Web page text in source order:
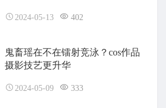
2024-05-13 402
鬼畜瑶在不在镭射竞泳？cos作品
摄影技艺更升华
2024-05-09 333